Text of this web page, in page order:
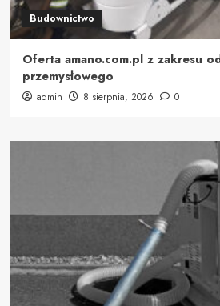
Budownictwo
Oferta amano.com.pl z zakresu
przemysłowego
admin 8 sierpnia, 2026 0